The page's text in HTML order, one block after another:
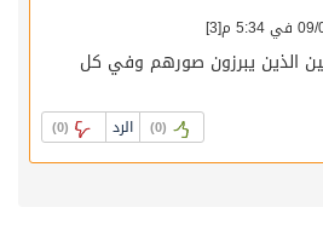
[3]
الذين يبرزون صورهم وفي كل
(
0
) الرد (
0
)